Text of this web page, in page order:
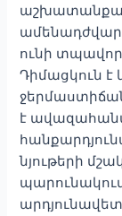
ամենադժվար
ունի
Դիմացկուն է
է
նյութերի